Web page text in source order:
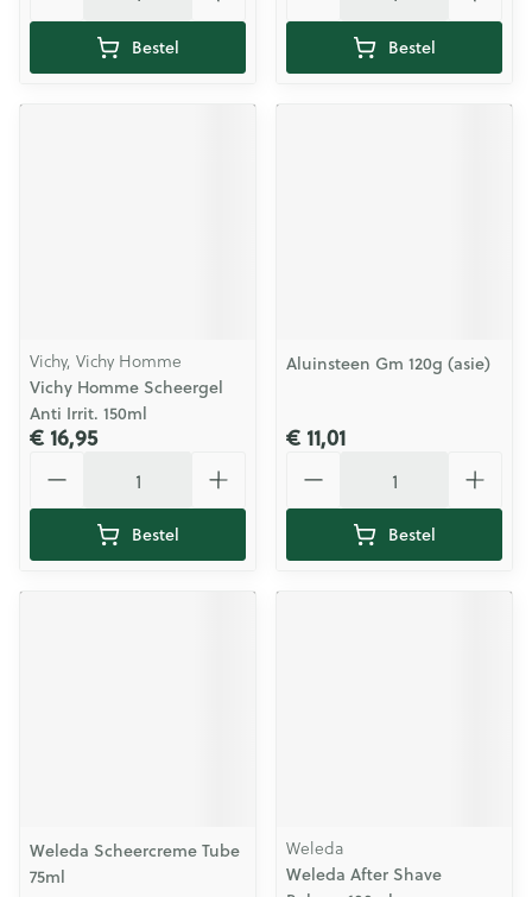
Bestel Bestel
Vichy, Vichy Homme
Vichy Homme Scheergel
Anti Irrit. 150ml
€ 16,95
Bestel
Aluinsteen Gm 120g (asie)
€ 11,01
Bestel
Weleda Scheercreme Tube
75ml
Weleda
Weleda After Shave